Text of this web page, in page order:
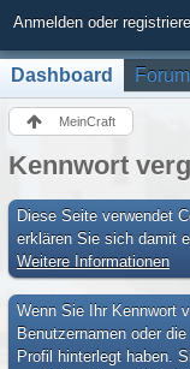
Anmelden oder
Dashboard Forum
MeinCraft
Kennwort
Diese Seite verwendet
erklären Sie sich damit
Weitere Informationen
Wenn Sie Ihr Kennwort
Benutzernamen oder
Profil hinterlegt haben.